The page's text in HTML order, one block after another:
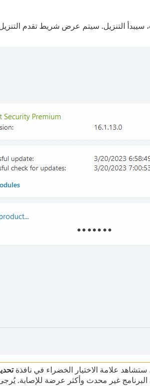
، سيبدأ التنزيل. سيتم عرض شريط تقدم
علامة الاختيار الخضراء في نافذة
البرنامج غير محدث وأكثر عرضة